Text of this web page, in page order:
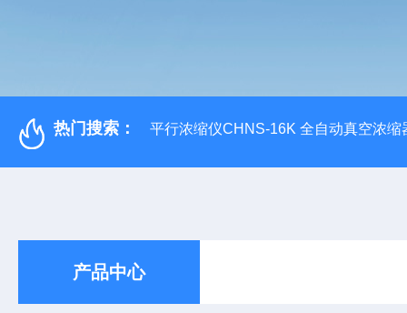
热门搜索： 平行浓缩仪CHNS-16K 全自动真空浓缩
产品中心